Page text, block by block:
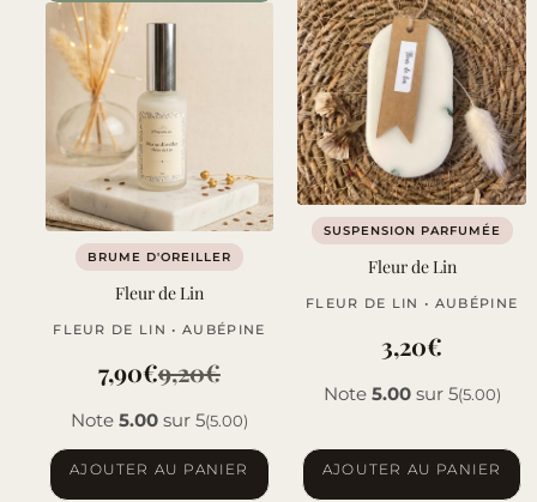
BRUME D'OREILLER
Fleur de Lin
FLEUR DE LIN • AUBÉPINE
9,20€
Le
prix
initial
7,90€
Le
prix
actuel
Note 5.00sur 5(5.00)
AJOUTER AU PANIER
SUSPENSION PARFUMÉE
Fleur de Lin
FLEUR DE LIN • AUBÉPINE
3,20€
Note 5.00sur 5(5.00)
AJOUTER AU PANIER